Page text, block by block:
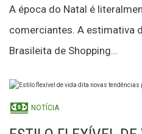
A época do Natal é
comerciantes. A estimativa
Brasileita de Shopping...
NOTÍCIA